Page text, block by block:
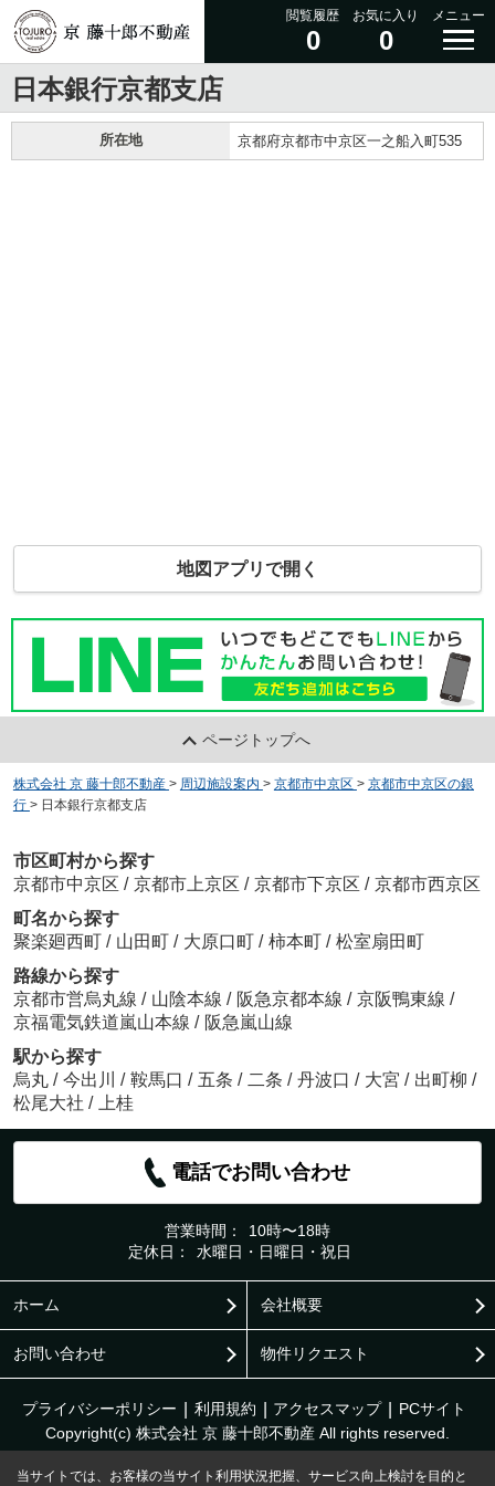
閲覧履歴
0
お気に入り
0
メニュー
日本銀行京都支店
所在地 京都府京都市中京区一之船入町535
地図アプリで開く
ページトップへ
株式会社 京 藤十郎不動産 > 周辺施設案内 > 京都市中京区 > 京都市中京区の銀
行 > 日本銀行京都支店
市区町村から探す
京都市中京区 / 京都市上京区 / 京都市下京区 / 京都市西京区
町名から探す
聚楽廻西町 / 山田町 / 大原口町 / 柿本町 / 松室扇田町
路線から探す
京都市営烏丸線 / 山陰本線 / 阪急京都本線 / 京阪鴨東線 /
京福電気鉄道嵐山本線 / 阪急嵐山線
駅から探す
烏丸 / 今出川 / 鞍馬口 / 五条 / 二条 / 丹波口 / 大宮 / 出町柳 /
松尾大社 / 上桂
電話でお問い合わせ
営業時間：
10時〜18時
定休日：
水曜日・日曜日・祝日
ホーム 会社概要
お問い合わせ 物件リクエスト
プライバシーポリシー 利用規約 アクセスマップ
PCサイト
Copyright(c) 株式会社 京 藤十郎不動産 All rights reserved.
当サイトでは、お客様の当サイト利用状況把握、サービス向上検討を目的と